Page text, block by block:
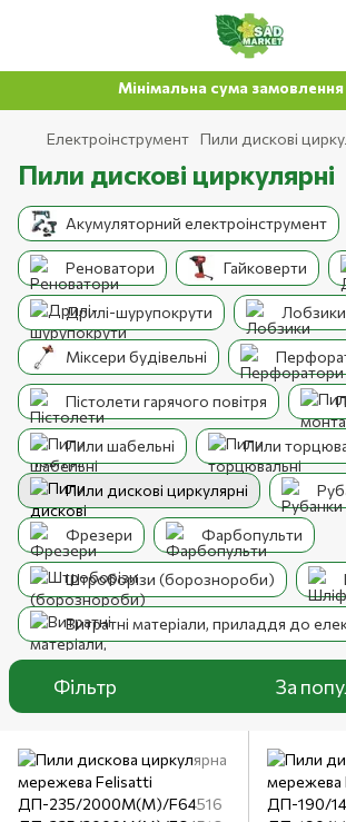
Мінімальна сума замовлення на
Електроінструмент Пили дискові
Пили дискові циркулярні
Акумуляторний електроінструмент
Реноватори Гайковерти
Дрилі-шурупокрути Лобзики
Міксери будівельні
Пістолети гарячого повітря
Пили шабельні Пили
Пили дискові циркулярні
Фрезери Фарбопульти
Штроборізи (борознороби)
Витратні матеріали, приладдя до
Фільтр За